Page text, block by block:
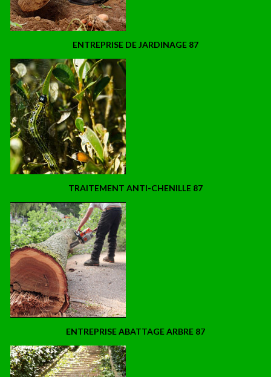
ENTREPRISE DE JARDINAGE 87
TRAITEMENT ANTI-CHENILLE 87
ENTREPRISE ABATTAGE ARBRE 87